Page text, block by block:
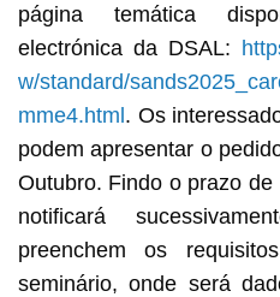
página temática
electrónica da DSAL:
w/standard/
mme4.html. Os
podem apresentar o
Outubro. Findo o prazo de
notificará
preenchem os
seminário, onde será